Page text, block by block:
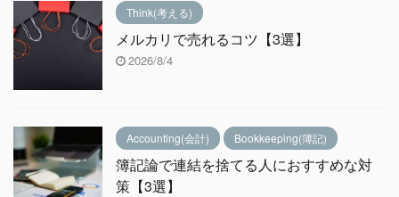
Think(考える)
メルカリで売れるコツ【3選】
2026/8/4
Accounting(会計) Bookkeeping(簿記)
簿記論で連結を捨てる人におすすめな対
策【3選】